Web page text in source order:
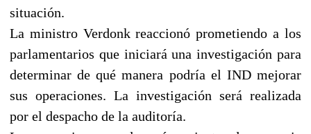
situación.
La ministro Verdonk reaccionó prometiendo a los
parlamentarios que iniciará una investigación para
determinar de qué manera podría el IND mejorar
sus operaciones. La investigación será realizada
por el despacho de la auditoría.